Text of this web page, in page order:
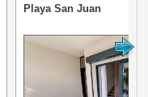
Playa San Juan